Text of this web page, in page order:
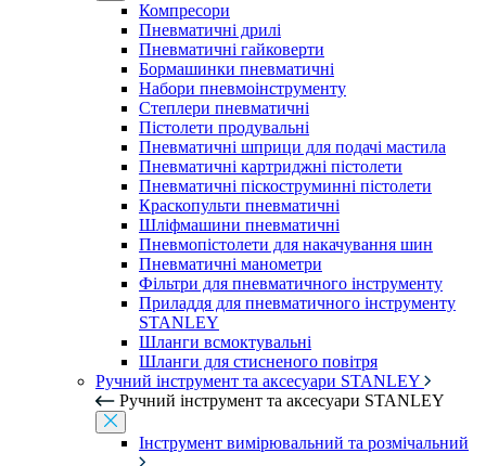
Компресори
Пневматичні дрилі
Пневматичні гайковерти
Бормашинки пневматичні
Набори пневмоінструменту
Степлери пневматичні
Пістолети продувальні
Пневматичні шприци для подачі мастила
Пневматичні картриджні пістолети
Пневматичні піскоструминні пістолети
Краскопульти пневматичні
Шліфмашини пневматичні
Пневмопістолети для накачування шин
Пневматичні манометри
Фільтри для пневматичного інструменту
Приладдя для пневматичного інструменту
STANLEY
Шланги всмоктувальні
Шланги для стисненого повітря
Ручний інструмент та аксесуари STANLEY
Ручний інструмент та аксесуари STANLEY
Інструмент вимірювальний та розмічальний